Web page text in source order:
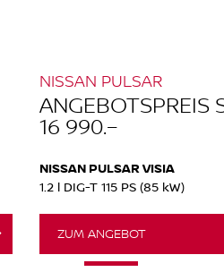
NISSAN PULSAR
ANGEBOTSPREIS
16 990.–
NISSAN PULSAR VISIA
1.2 l DIG-T 115 PS (85 kW)
ZUM ANGEBOT